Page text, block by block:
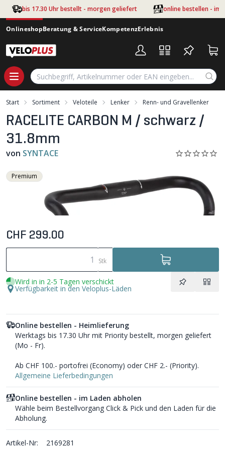
Zum Hauptinhalt springen
bis 17.30 Uhr bestellt - morgen geliefert online bestellen - im
OnlineshopBeratung & ServiceKompetenzErlebnis
Start Sortiment Veloteile Lenker Renn- und Gravellenker
RACELITE CARBON M / schwarz /
31.8mm
von SYNTACE
Premium
CHF 299.00
Stk
Wird in in 2-5 Tagen verschickt
Verfügbarkeit in den Veloplus-Läden
Online bestellen - Heimlieferung
Werktags bis 17.30 Uhr mit Priority bestellt, morgen geliefert
(Mo - Fr).
Ab CHF 100.- portofrei (Economy) oder CHF 2.- (Priority).
Allgemeine Lieferbedingungen
Online bestellen - im Laden abholen
Wähle beim Bestellvorgang Click & Pick und den Laden für die
Abholung.
Artikel-Nr: 2169281